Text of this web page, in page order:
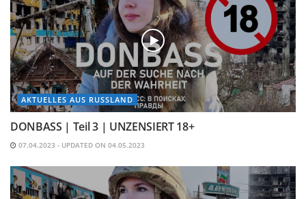
AKTUELLES AUS RUSSLAND
DONBASS | Teil 3 | UNZENSIERT 18+
07.04.2023 - UPDATED ON 04.05.2023